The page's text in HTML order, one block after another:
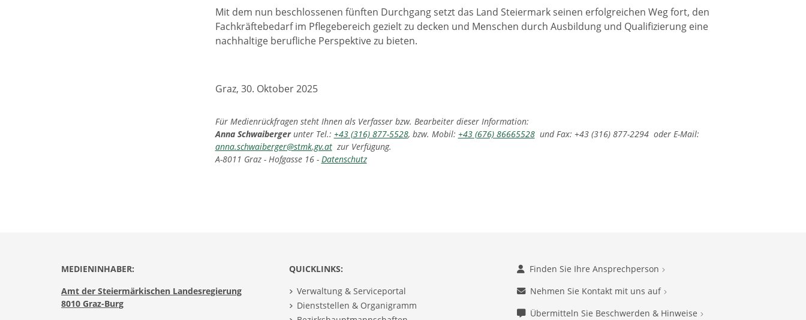
Mit dem nun beschlossenen fünften Durchgang setzt das Land Steiermark seinen erfolgreichen Weg fort, den
Fachkräftebedarf im Pflegebereich gezielt zu decken und Menschen durch Ausbildung und Qualifizierung eine
nachhaltige berufliche Perspektive zu bieten.
Graz, 30. Oktober 2025
Für Medienrückfragen steht Ihnen als Verfasser bzw. Bearbeiter dieser Information:
Anna Schwaibergerunter Tel.: +43 (316) 877-5528, bzw. Mobil: +43 (676) 86665528und Fax: +43 (316) 877-2294 oder E-Mail:
anna.schwaiberger@stmk.gv.atzur Verfügung.
A-8011 Graz - Hofgasse 16 - Datenschutz
MEDIENINHABER:
Amt der Steiermärkischen Landesregierung
8010 Graz-Burg
QUICKLINKS:
Verwaltung & Serviceportal
Dienststellen & Organigramm
Finden Sie Ihre Ansprechperson
Nehmen Sie Kontakt mit uns auf
Übermitteln Sie Beschwerden & Hinweise